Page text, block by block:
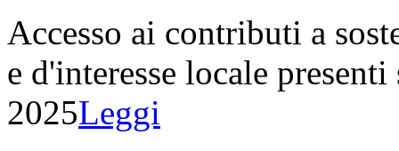
Accesso ai contributi a
e d'interesse locale
2025Leggi